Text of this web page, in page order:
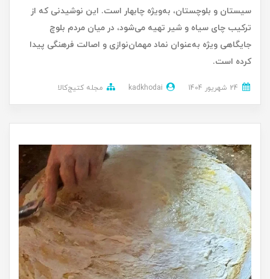
سیستان و بلوچستان، به‌ویژه چابهار است. این نوشیدنی که از
ترکیب چای سیاه و شیر تهیه می‌شود، در میان مردم بلوچ
جایگاهی ویژه به‌عنوان نماد مهمان‌نوازی و اصالت فرهنگی پیدا
کرده است.
kadkhodai مجله کتیج‌کالا